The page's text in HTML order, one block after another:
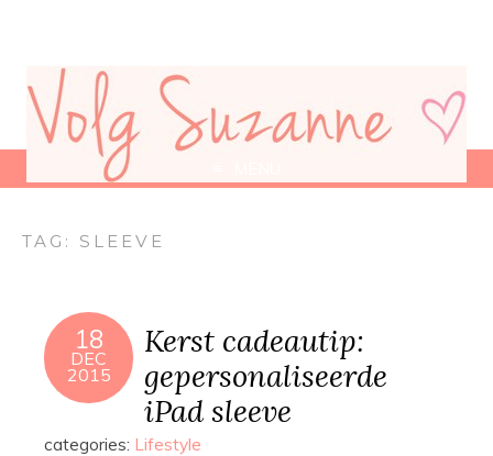
TAG: SLEEVE
18
DEC
2015
Kerst cadeautip:
gepersonaliseerde
iPad sleeve
categories: Lifestyle